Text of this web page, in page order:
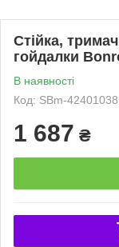
Стійка,
гойдалки
В наявності
Код: SBm-42401038
1 687 ₴